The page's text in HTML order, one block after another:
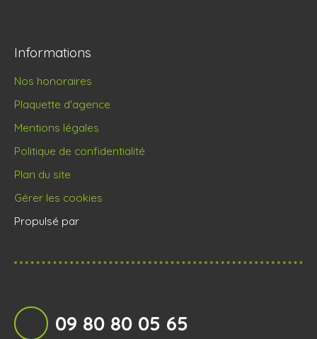
Informations
Nos honoraires
Plaquette d'agence
Mentions légales
Politique de confidentialité
Plan du site
Gérer les cookies
Propulsé par
09 80 80 05 65